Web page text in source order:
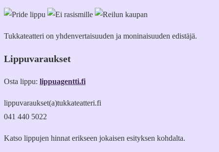
Tukkateatteri on yhdenvertaisuuden ja moninaisuuden edistäjä.
Lippuvaraukset
Osta lippu: lippuagentti.fi
lippuvaraukset(a)tukkateatteri.fi
041 440 5022
Katso lippujen hinnat erikseen jokaisen esityksen kohdalta.